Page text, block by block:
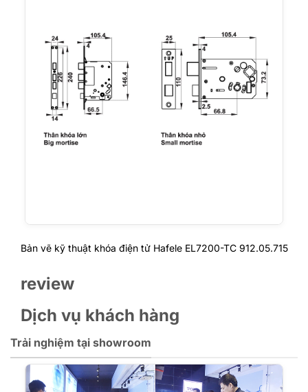
Bản vẽ kỹ thuật khóa điện tử Hafele EL7200-TC 912.05.715
review
Dịch vụ khách hàng
Trải nghiệm tại showroom